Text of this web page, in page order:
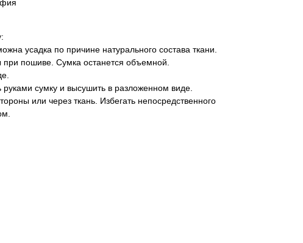
усадка по причине натурального состава ткани.
при пошиве. Сумка останется объемной.
руками сумку и высушить в разложенном виде.
или через ткань. Избегать непосредственного